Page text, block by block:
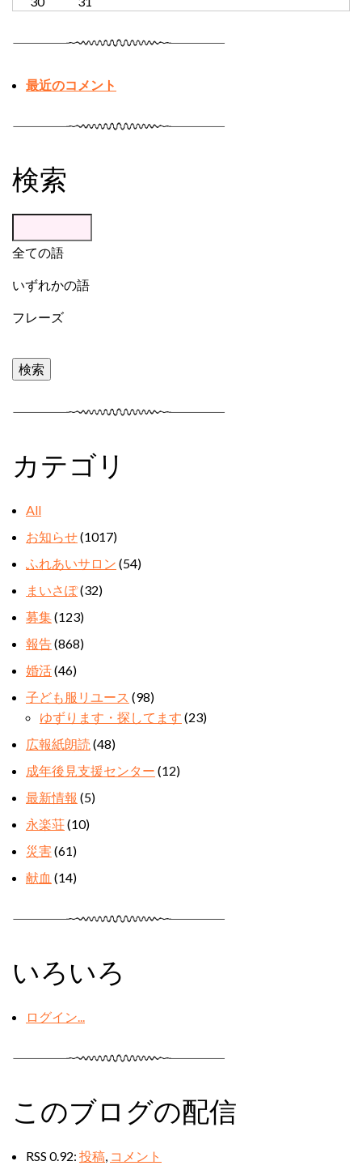
最近のコメント
検索
全ての語
いずれかの語
フレーズ
カテゴリ
All
お知らせ(1017)
ふれあいサロン (54)
まいさぽ(32)
募集(123)
報告(868)
婚活(46)
子ども服リユース (98)
ゆずります・探してます (23)
広報紙朗読 (48)
成年後見支援センター (12)
最新情報 (5)
永楽荘(10)
災害(61)
献血 (14)
いろいろ
ログイン...
このブログの配信
RSS 0.92: 投稿, コメント